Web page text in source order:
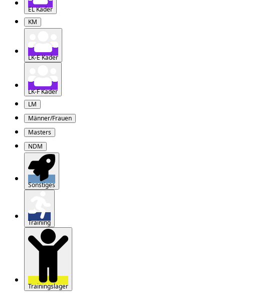
EL Kader
KM
LK-E Kader
LK-F Kader
LM
Männer/Frauen
Masters
NDM
Sonstiges
Training
Trainingslager